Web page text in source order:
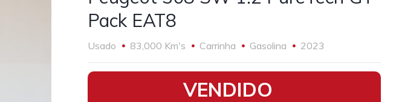
Pack EAT8
Usado 83,000 Km's Carrinha Gasolina 2023
•
VENDIDO